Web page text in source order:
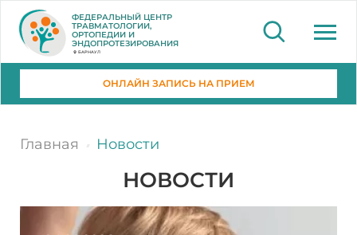
ФЕДЕРАЛЬНЫЙ ЦЕНТР
ТРАВМАТОЛОГИИ,
ОРТОПЕДИИ И
ЭНДОПРОТЕЗИРОВАНИЯ
БАРНАУЛ
ОНЛАЙН ЗАПИСЬ НА ПРИЕМ
Главная Новости
НОВОСТИ